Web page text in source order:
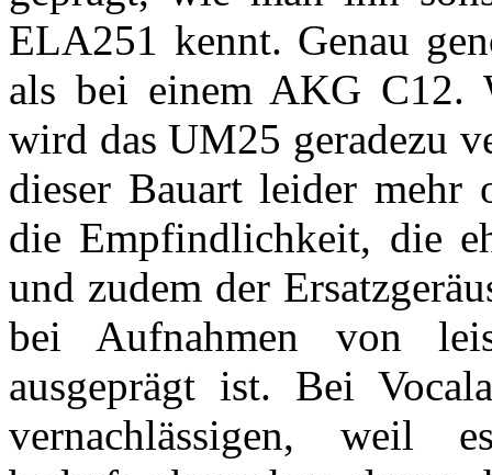
ELA251 kennt. Genau
als bei einem AKG C12.
wird das UM25 geradezu
dieser Bauart leider mehr
die Empfindlichkeit, die
und zudem der
bei Aufnahmen von
ausgeprägt ist. Bei
vernachlässigen, weil